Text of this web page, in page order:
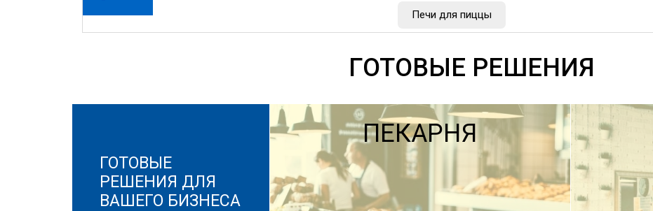
Печи для пиццы
ГОТОВЫЕ РЕШЕНИЯ
ГОТОВЫЕ
РЕШЕНИЯ ДЛЯ
ВАШЕГО БИЗНЕСА
ПЕКАРНЯ